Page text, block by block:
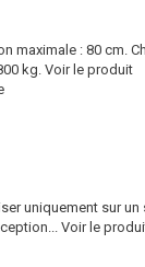
maximale : 80 cm.
kg. Voir le produit
uniquement sur
Voir le